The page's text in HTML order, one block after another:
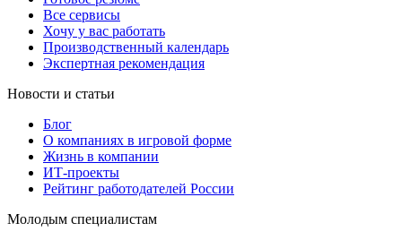
Все сервисы
Хочу у вас работать
Производственный календарь
Экспертная рекомендация
Новости и статьи
Блог
О компаниях в игровой форме
Жизнь в компании
ИТ-проекты
Рейтинг работодателей России
Молодым специалистам